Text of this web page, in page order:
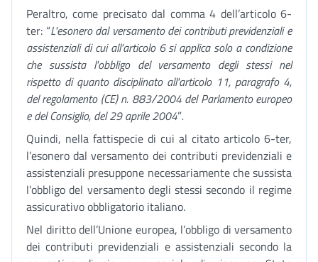
Peraltro, come precisato dal comma 4 dell’articolo 6-
ter: “L'esonero dal versamento dei contributi previdenziali e
assistenziali di cui all'articolo 6 si applica solo a condizione
che sussista l'obbligo del versamento degli stessi nel
rispetto di quanto disciplinato all'articolo 11, paragrafo 4,
del regolamento (CE) n. 883/2004 del Parlamento europeo
e del Consiglio, del 29 aprile 2004”.
Quindi, nella fattispecie di cui al citato articolo 6-ter,
l’esonero dal versamento dei contributi previdenziali e
assistenziali presuppone necessariamente che sussista
l’obbligo del versamento degli stessi secondo il regime
assicurativo obbligatorio italiano.
Nel diritto dell’Unione europea, l’obbligo di versamento
dei contributi previdenziali e assistenziali secondo la